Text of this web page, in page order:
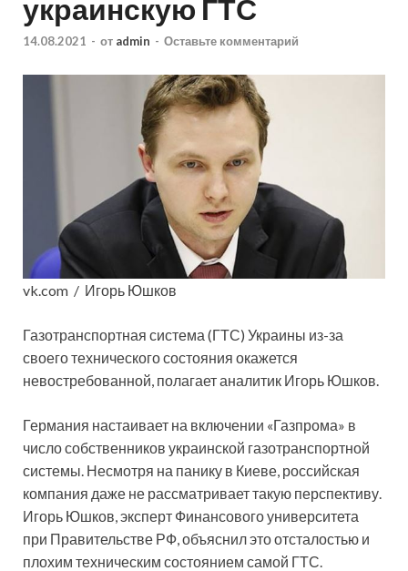
украинскую ГТС
14.08.2021 - от admin - Оставьте комментарий
vk.com / Игорь Юшков
Газотранспортная система (ГТС) Украины из-за
своего техническогосостояния окажется
невостребованной, полагает аналитик Игорь Юшков.
Германия настаивает на включении «Газпрома» в
число собственников украинской газотранспортной
системы. Несмотря на панику в Киеве, российская
компания даже не рассматривает такую перспективу.
Игорь Юшков, эксперт Финансового университета
при Правительстве РФ, объяснил это отсталостью и
плохим техническим состоянием самой ГТС.